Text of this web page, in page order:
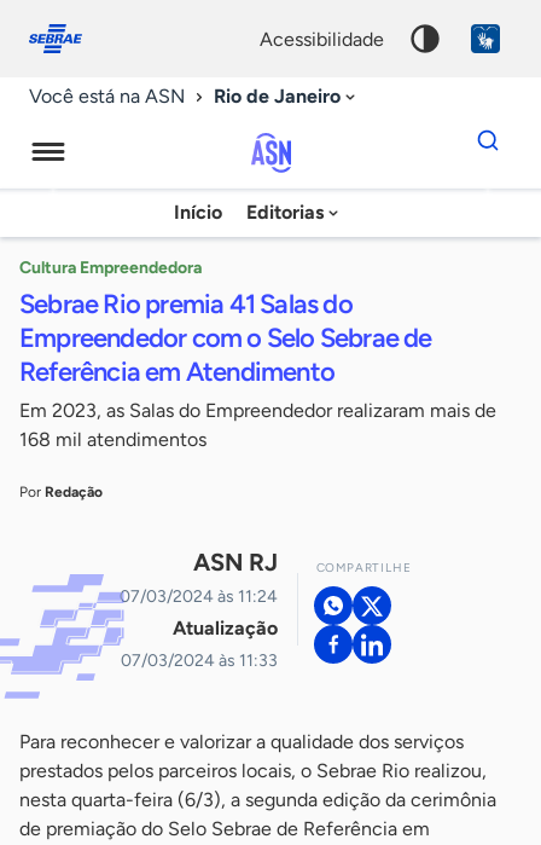
conosco
acessibilidade
Você está na ASN Rio de Janeiro
Agência
Sebrae
Notícias
Início Editorias
Dados
para
chave
Cultura Empreendedora
Sebrae Rio premia 41 Salas do
Empreendedor com o Selo Sebrae de
Referência em Atendimento
Em 2023, as Salas do Empreendedor realizaram mais de
168 mil atendimentos
Por Redação
ASN RJ
07/03/2024 às 11:24
Atualização
07/03/2024 às 11:33
COMPARTILHE
Para reconhecer e valorizar a qualidade dos serviços
prestados pelos parceiros locais, o Sebrae Rio realizou,
nesta quarta-feira (6/3), a segunda edição da cerimônia
de premiação do Selo Sebrae de Referência em